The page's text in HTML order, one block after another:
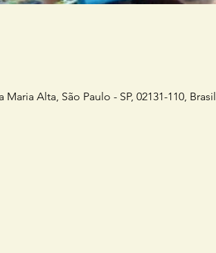
Alta, São Paulo - SP, 02131-110, Brasil